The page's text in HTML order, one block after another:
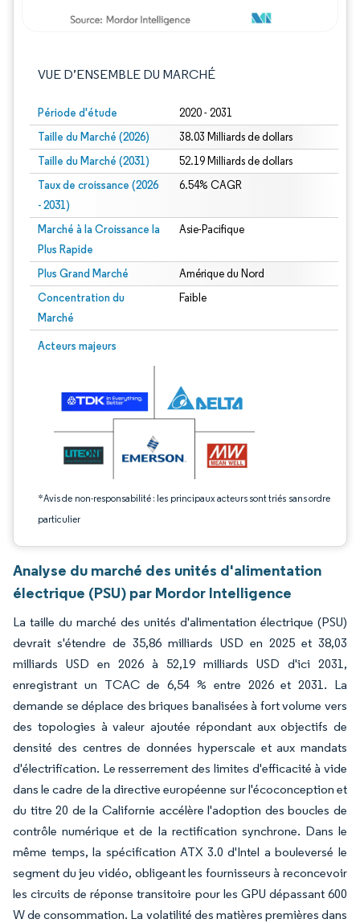
VUE D’ENSEMBLE DU MARCHÉ
Période d'étude 2020 - 2031
Taille du Marché (2026) 38.03 Milliards de dollars
Taille du Marché (2031) 52.19 Milliards de dollars
Taux de croissance (2026
- 2031)
6.54% CAGR
Marché à la Croissance la
Plus Rapide
Asie-Pacifique
Plus Grand Marché Amérique du Nord
Concentration du
Marché
Faible
Acteurs majeurs
*Avis de non-responsabilité : les principaux acteurs sont triés sans ordre
particulier
Image © Mordor Intelligence. La réutilisation nécessite une attribution sous CC
Analyse du marché des unités d'alimentation
électrique (PSU) par Mordor Intelligence
La taille du marché des unités d'alimentation électrique (PSU)
devrait s'étendre de 35,86 milliards USD en 2025 et 38,03
milliards USD en 2026 à 52,19 milliards USD d'ici 2031,
enregistrant un TCAC de 6,54 % entre 2026 et 2031. La
demande se déplace des briques banalisées à fort volume vers
des topologies à valeur ajoutée répondant aux objectifs de
densité des centres de données hyperscale et aux mandats
d'électrification. Le resserrement des limites d'efficacité à vide
dans le cadre de la directive européenne sur l'écoconception et
du titre 20 de la Californie accélère l'adoption des boucles de
contrôle numérique et de la rectification synchrone. Dans le
même temps, la spécification ATX 3.0 d'Intel a bouleversé le
segment du jeu vidéo, obligeant les fournisseurs à reconcevoir
les circuits de réponse transitoire pour les GPU dépassant 600
W de consommation. La volatilité des matières premières dans